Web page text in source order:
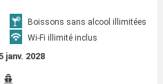
Bridgetown > Pointe à Pitre > Bequia
Boissons sans alcool illimitées
Wi-Fi illimité inclus
janv. 2028